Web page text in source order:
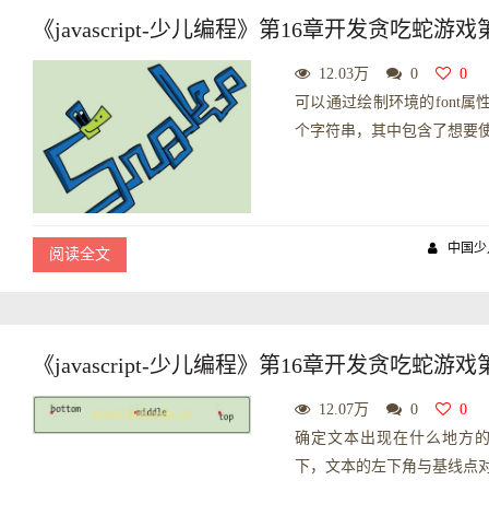
《javascript-少儿编程》第16章开发贪吃蛇游
12.03万 0 0
可以通过绘制环境的font属
个字符串，其中包含了想要
阅读全文 中国
《javascript-少儿编程》第16章开发贪吃蛇游
12.07万 0 0
确定文本出现在什么地方
下，文本的左下角与基线